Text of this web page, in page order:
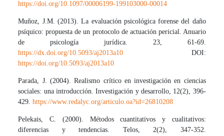
https://doi.org/10.1097/00006199-199103000-00014
Muñoz, J.M. (2013). La evaluación psicológica forense del daño
psíquico: propuesta de un protocolo de actuación pericial. Anuario
de psicología jurídica. 23, 61-69.
https://dx.doi.org/10.5093/aj2013a10 DOI:
https://doi.org/10.5093/aj2013a10
Parada, J. (2004). Realismo crítico en investigación en ciencias
sociales: una introducción. Investigación y desarrollo, 12(2), 396-
429.https://www.redalyc.org/articulo.oa?id=26810208
Pelekais, C. (2000). Métodos cuantitativos y cualitativos:
diferencias y tendencias. Telos, 2(2), 347-352.